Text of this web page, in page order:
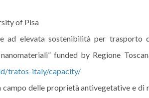
of Pisa
ad elevata sostenibilità per trasporto
funded by Regione
tratos-italy/capacity/
campo delle proprietà antivegetative e